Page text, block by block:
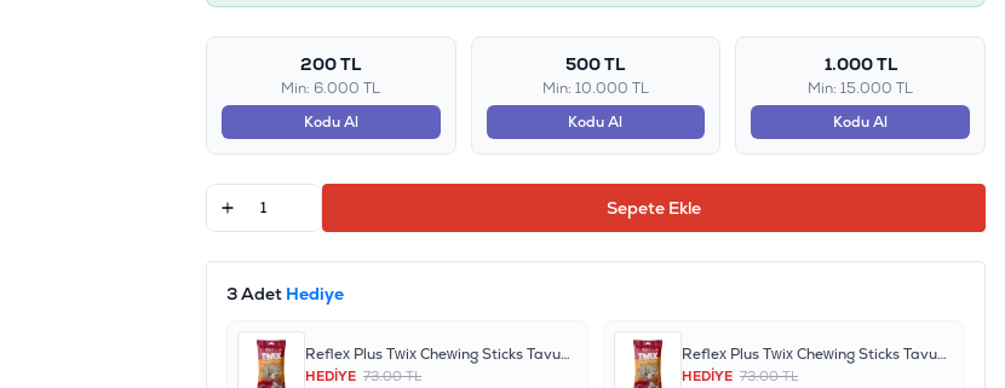
200 TL
Min: 6.000 TL
Kodu Al
500 TL
Min: 10.000 TL
Kodu Al
1.000 TL
Min: 15.000 TL
Kodu Al
Sepete Ekle
3 Adet Hediye
Reflex Plus Twix Chewing Sticks Tavuklu ve Biftekli Köpek Çiğneme Ödül Çubukları 80gr
HEDİYE 73.00 TL
Reflex Plus Twix Chewing Sticks Tavuklu ve Biftekli Köpek Çiğneme Ödül Çubukları 80gr
HEDİYE 73.00 TL